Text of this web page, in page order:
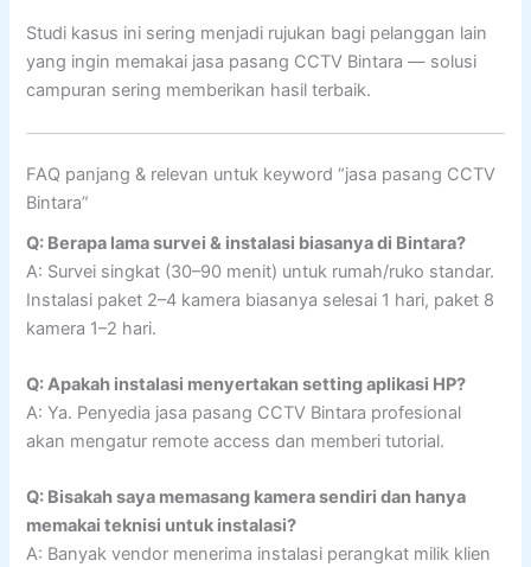
Studi kasus ini sering menjadi rujukan bagi pelanggan lain
yang ingin memakai jasa pasang CCTV Bintara — solusi
campuran sering memberikan hasil terbaik.
FAQ panjang & relevan untuk keyword “jasa pasang CCTV
Bintara”
Q: Berapa lama survei & instalasi biasanya di Bintara?
A: Survei singkat (30–90 menit) untuk rumah/ruko standar.
Instalasi paket 2–4 kamera biasanya selesai 1 hari, paket 8
kamera 1–2 hari.
Q: Apakah instalasi menyertakan setting aplikasi HP?
A: Ya. Penyedia jasa pasang CCTV Bintara profesional
akan mengatur remote access dan memberi tutorial.
Q: Bisakah saya memasang kamera sendiri dan hanya
memakai teknisi untuk instalasi?
A: Banyak vendor menerima instalasi perangkat milik klien